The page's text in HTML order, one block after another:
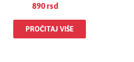
890 rsd
PROČITAJ VIŠE